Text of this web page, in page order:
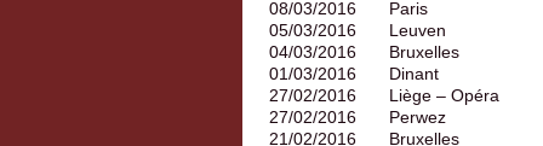
08/03/2016
Paris
05/03/2016
Leuven
04/03/2016
Bruxelles
01/03/2016
Dinant
27/02/2016
Liège – Opéra
27/02/2016
Perwez
21/02/2016
Bruxelles